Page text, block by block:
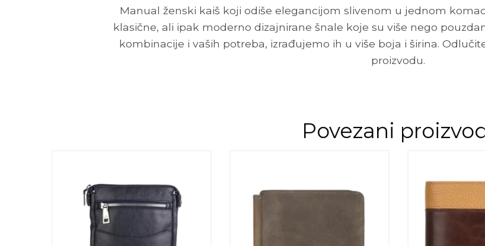
Manual ženski kaiš koji odiše elegancijom slivenom u jednom
klasične, ali ipak moderno dizajnirane šnale koje su više nego
kombinacije i vaših potreba, izrađujemo ih u više boja i širina.
proizvodu.
Povezani